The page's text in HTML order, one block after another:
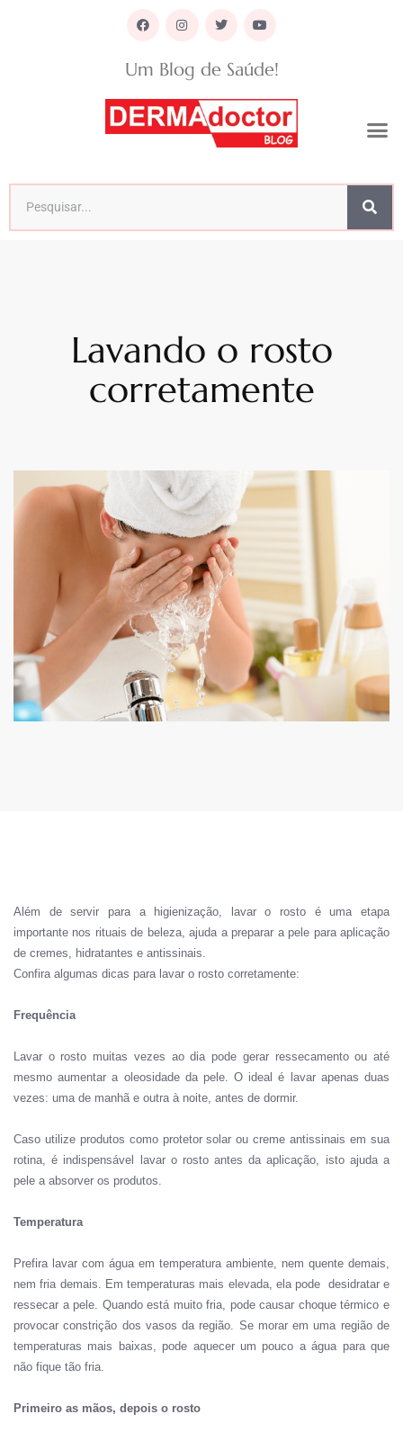
Um Blog de Saúde!
Lavando o rosto
corretamente
Além de servir para a higienização, lavar o rosto é uma etapa
importante nos rituais de beleza, ajuda a preparar a pele para aplicação
de cremes, hidratantes e antissinais.
Confira algumas dicas para lavar o rosto corretamente:
Frequência
Lavar o rosto muitas vezes ao dia pode gerar ressecamento ou até
mesmo aumentar a oleosidade da pele. O ideal é lavar apenas duas
vezes: uma de manhã e outra à noite, antes de dormir.
Caso utilize produtos como protetor solar ou creme antissinais em sua
rotina, é indispensável lavar o rosto antes da aplicação, isto ajuda a
pele a absorver os produtos.
Temperatura
Prefira lavar com água em temperatura ambiente, nem quente demais,
nem fria demais. Em temperaturas mais elevada, ela pode desidratar e
ressecar a pele. Quando está muito fria, pode causar choque térmico e
provocar constrição dos vasos da região. Se morar em uma região de
temperaturas mais baixas, pode aquecer um pouco a água para que
não fique tão fria.
Primeiro as mãos, depois o rosto